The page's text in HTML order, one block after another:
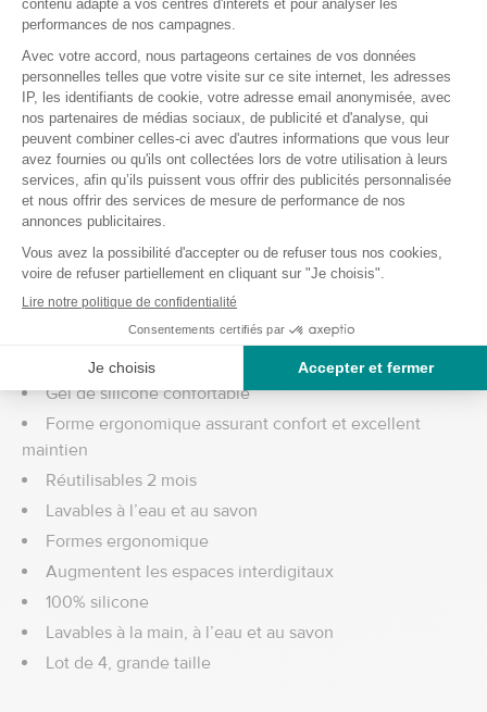
Pour une grande efficacité, les doigtiers sont en
Epithelium. Cette matière répartit les pressions pour plus
de confort.
Le gel à l’Epithelium contenu dans les séparateurs d’orteil
EPITACT s’adapte à la forme de votre pied pour rester actif
tout au long de la journée.
Caractéristiques des séparateurs d’orteils
Grande Taille
Séparation optimale des orteils
Gel de silicone confortable
Forme ergonomique assurant confort et excellent
maintien
Réutilisables 2 mois
Lavables à l’eau et au savon
Formes ergonomique
Augmentent les espaces interdigitaux
100% silicone
Lavables à la main, à l’eau et au savon
Lot de 4, grande taille